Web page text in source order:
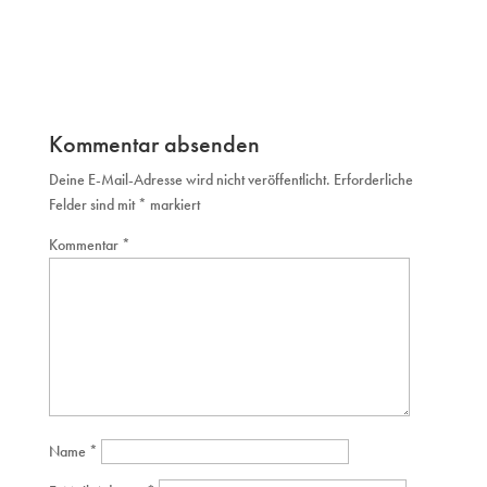
Kommentar absenden
Deine E-Mail-Adresse wird nicht veröffentlicht. Erforderliche
Felder sind mit* markiert
Kommentar *
Name *